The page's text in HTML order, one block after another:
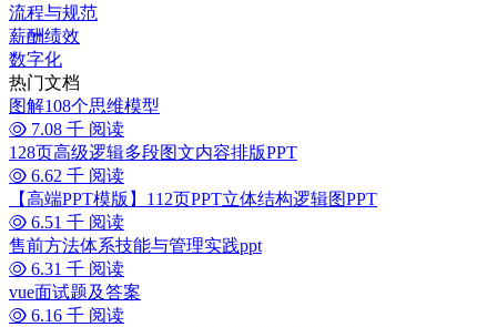
流程与规范
薪酬绩效
数字化
热门文档
图解108个思维模型
7.08 千 阅读
128页高级逻辑多段图文内容排版PPT
6.62 千 阅读
【高端PPT模版】112页PPT立体结构逻辑图PPT
6.51 千 阅读
售前方法体系技能与管理实践ppt
6.31 千 阅读
vue面试题及答案
6.16 千 阅读